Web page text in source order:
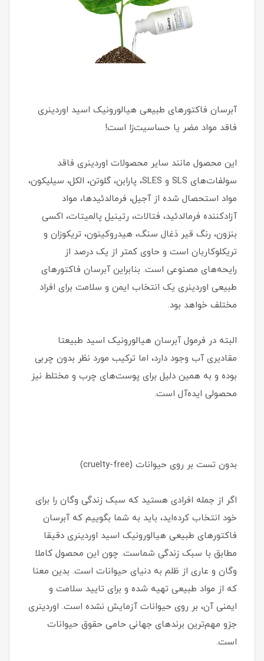
آبرسان فاکتورهای طبیعی هیالورونیک اسید اوردینری
فاقد مواد مضر یا حساسیت‌زا است!
این محصول مانند سایر محصولات اوردینری فاقد
سولفات‌های SLS و SLES، پارابن، گلوتن، الکل، سیلیکون،
مواد استحصال شده از آجیل، فرمالدئیدها، مواد
آزادکننده فرمالدئید، فتالات، رتینیل پالمیتات، اکسی
بنزون، رنگ قیر ذغال سنگ، هیدروکینون، تریکوزان و
تریکلوکاربان است و حاوی کمتر از یک درصد از
رایحه‌های مصنوعی است. بنابراین آبرسان فاکتورهای
طبیعی اوردینری یک انتخاب ایمن و سلامت برای افراد
مختلف خواهد بود.
البته در فرمول آبرسان هیالورونیک اسید طبیعتا
مقادیری آب وجود دارد، اما ترکیب مورد نظر بدون چربی
بوده و به همین دلیل برای پوست‌های چرب و مختلط نیز
محصولی ایده‌آل است.
بدون تست بر روی حیوانات (cruelty-free)
اگر از جمله افرادی هستید که سبک زندگی وگان را برای
خود انتخاب کرده‌اید، باید به شما بگوییم که آبرسان
فاکتورهای طبیعی هیالورونیک اسید اوردینری دقیقا
مطابق با سبک زندگی شماست. چون این محصول کاملا
وگان و عاری از ظلم به دنیای حیوانات است. بدین معنا
که از مواد طبیعی تهیه شده و برای تایید سلامت و
ایمنی آن، بر روی حیوانات آزمایش نشده است. اوردینری
جزو مهم‌ترین برندهای جهانی حامی حقوق حیوانات
است.